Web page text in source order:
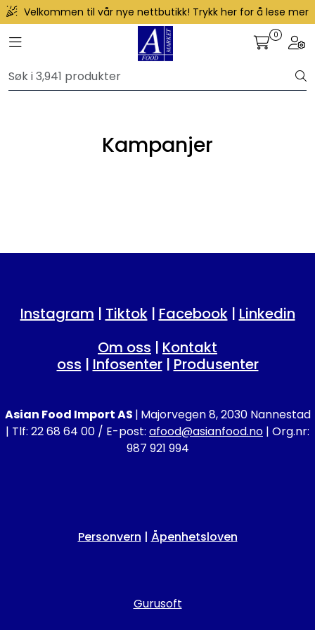
Skip to main content
Velkommen til vår nye nettbutikk! Trykk her for å lese mer
Toggle navigation 0
Kampanjer
Instagram | Tiktok| Facebook| Linkedin
Om oss | Kontakt
oss | Infosenter| Produsenter
Asian Food Import AS | Majorvegen 8, 2030 Nannestad
| Tlf: 22 68 64 00 / E-post: afood@asianfood.no | Org.nr:
987 921 994
Personvern | Åpenhetsloven
Gurusoft
Restaurantprodukter